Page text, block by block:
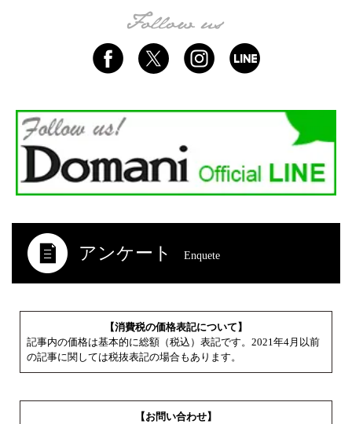
アンケート Enquete
【消費税の価格表記について】
記事内の価格は基本的に総額（税込）表記です。2021年4月以前
の記事に関しては税抜表記の場合もあります。
【お問い合わせ】